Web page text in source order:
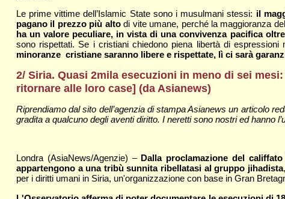
Le prime vittime dell’Islamic State sono i musulmani stessi: il
pagano il prezzo più altodi vite umane, perché la maggioranza
ha un valore peculiare, in vista di una convivenza pacifica
sono rispettati. Se i cristiani chiedono piena libertà di
minoranze cristiane saranno libere e rispettate, lì ci sarà
2/ Siria. Quasi 2mila esecuzioni in meno di sei
ritornare alle loro case] (da Asianews)
Riprendiamo dal sito dell’agenzia di stampa Asianews un articolo
gradita a qualcuno degli aventi diritto. I neretti sono nostri ed hanno
Londra (AsiaNews/Agenzie) – Dalla proclamazione del
appartengono a una tribù sunnita ribellatasi al gruppo jihadista
per i diritti umani in Siria, un'organizzazione con base in Gran